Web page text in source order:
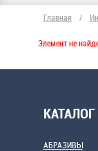
Главная /
Элемент не
КАТАЛОГ
АБРАЗИВЫ